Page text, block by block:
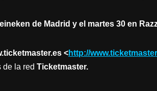
de Madrid y el martes 30 en
<http://
de la red Ticketmaster.